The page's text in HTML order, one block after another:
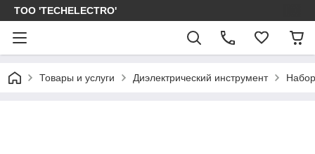
ТОО 'TECHELECTRO'
Товары и услуги Диэлектрический инструмент